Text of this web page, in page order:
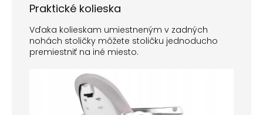
Praktické kolieska
Vďaka kolieskam umiestneným v zadných
nohách stoličky môžete stoličku jednoducho
premiestniť na iné miesto.